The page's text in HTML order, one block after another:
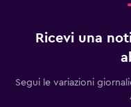
Ricevi una
Segui le variazioni